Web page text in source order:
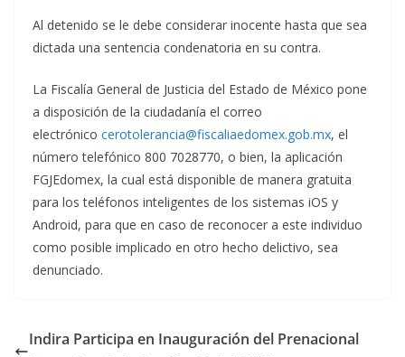
Al detenido se le debe considerar inocente hasta que sea
dictada una sentencia condenatoria en su contra.
La Fiscalía General de Justicia del Estado de México pone
a disposición de la ciudadanía el correo
electrónico cerotolerancia@fiscaliaedomex.gob.mx, el
número telefónico 800 7028770, o bien, la aplicación
FGJEdomex, la cual está disponible de manera gratuita
para los teléfonos inteligentes de los sistemas iOS y
Android, para que en caso de reconocer a este individuo
como posible implicado en otro hecho delictivo, sea
denunciado.
Indira Participa en Inauguración del Prenacional